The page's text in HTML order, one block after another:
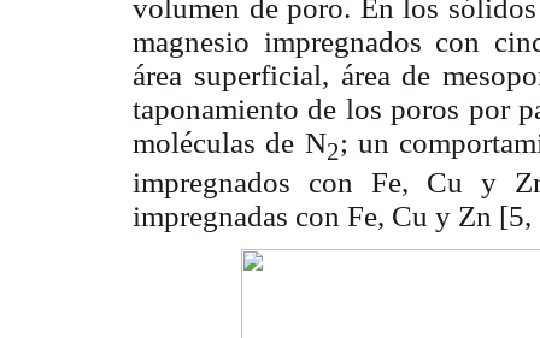
volumen de poro. En los
magnesio impregnados con
área superficial, área de
taponamiento de los poros por
moléculas de N2; un
impregnados con Fe, Cu y
impregnadas con Fe, Cu y Zn